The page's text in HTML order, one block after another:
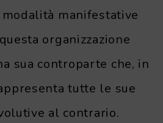
manifestative
organizzazione
sua controparte che, in
tutte le sue
al contrario.